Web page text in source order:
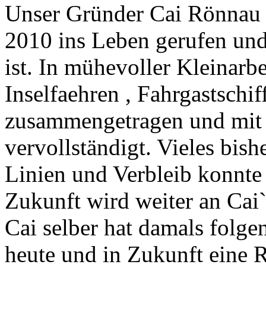
Unser Gründer Cai
2010 ins Leben gerufen
ist. In mühevoller
Inselfaehren ,
zusammengetragen und
vervollständigt. Vieles
Linien und Verbleib
Zukunft wird weiter an
Cai selber hat damals
heute und in Zukunft eine